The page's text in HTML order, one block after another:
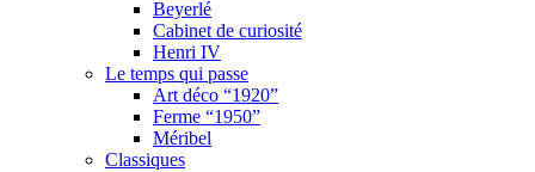
Beyerlé
Cabinet de curiosité
Henri IV
Le temps qui passe
Art déco “1920”
Ferme “1950”
Méribel
Classiques